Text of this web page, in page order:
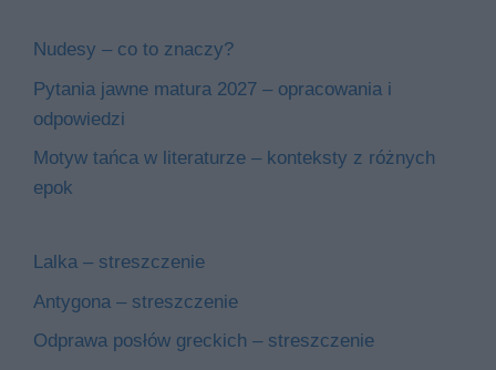
Nudesy – co to znaczy?
Pytania jawne matura 2027 – opracowania i
odpowiedzi
Motyw tańca w literaturze – konteksty z różnych
epok
Lalka – streszczenie
Antygona – streszczenie
Odprawa posłów greckich – streszczenie